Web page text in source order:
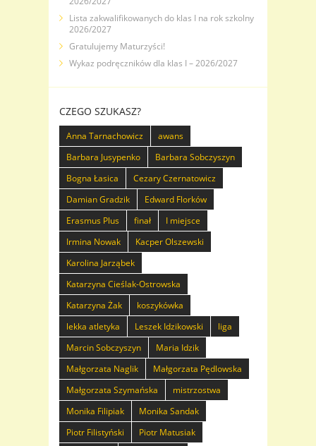
Lista zakwalifikowanych do klas I na rok szkolny
2026/2027
Gratulujemy Maturzyści!
Wykaz podręczników dla klas I – 2026/2027
CZEGO SZUKASZ?
Anna Tarnachowicz
awans
Barbara Jusypenko
Barbara Sobczyszyn
Bogna Łasica
Cezary Czernatowicz
Damian Gradzik
Edward Florków
Erasmus Plus
finał
I miejsce
Irmina Nowak
Kacper Olszewski
Karolina Jarząbek
Katarzyna Cieślak-Ostrowska
Katarzyna Żak
koszykówka
lekka atletyka
Leszek Idzikowski
liga
Marcin Sobczyszyn
Maria Idzik
Małgorzata Naglik
Małgorzata Pędlowska
Małgorzata Szymańska
mistrzostwa
Monika Filipiak
Monika Sandak
Piotr Filistyński
Piotr Matusiak